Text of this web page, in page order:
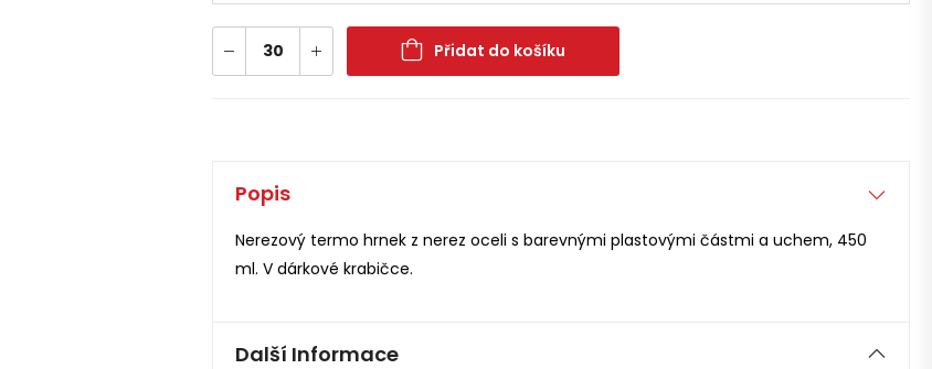
Přidat do košíku
Popis
Nerezový termo hrnek z nerez oceli s barevnými plastovými částmi a uchem, 450
ml. V dárkové krabičce.
Další Informace